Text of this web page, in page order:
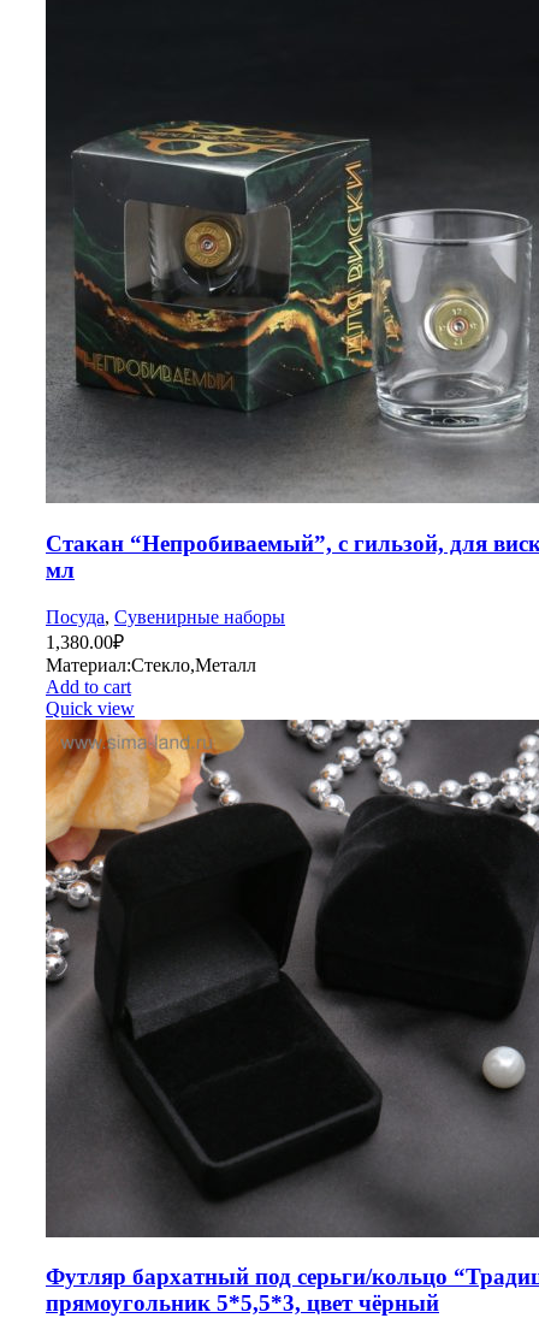
Стакан “Непробиваемый”, с гильзой, для
мл
Посуда, Сувенирные наборы
1,380.00₽
Материал:Стекло,Металл
Add to cart
Quick view
Футляр бархатный под серьги/кольцо
прямоугольник 5*5,5*3, цвет чёрный